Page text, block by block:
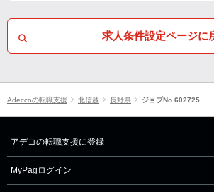
求人条件設定ページに
Adeccoの転職支援 北信越 長野県 ジョブNo.602725
アデコの転職支援に登録
MyPagログイン